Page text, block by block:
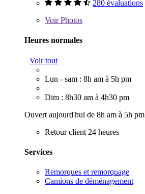
280 évaluations
VoirPhotos
Heures normales
Voir tout
Lun - sam : 8h am à 5h pm
Dim : 8h30 am à 4h30 pm
Ouvert aujourd'hui de 8h am à 5h pm
Retour client 24 heures
Services
Remorques et remorquage
Camions de déménagement